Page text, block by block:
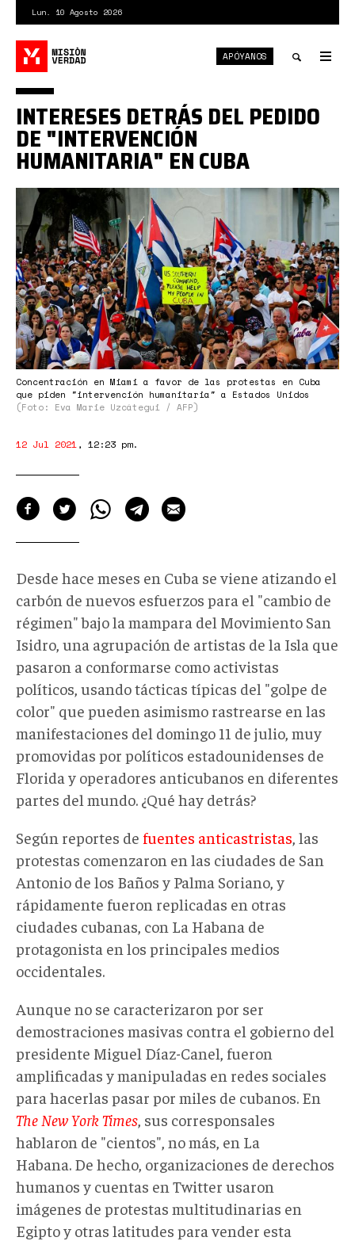
contenido
principal
Lun. 10 Agosto 2026
search
APÓYANOS
florida
protesta.jpg
Concentración en Miami a favor de las protestas en Cuba
que piden "intervención humanitaria" a Estados Unidos
(Foto: Eva Marie Uzcátegui / AFP)
INTERESES DETRÁS DEL PEDIDO
DE "INTERVENCIÓN
HUMANITARIA" EN CUBA
12 Jul 2021, 12:23 pm.
Desde hace meses en Cuba se viene atizando el
carbón de nuevos esfuerzos para el "cambio de
régimen" bajo la mampara del Movimiento San
Isidro, una agrupación de artistas de la Isla que
pasaron a conformarse como activistas
políticos, usando tácticas típicas del "golpe de
color" que pueden asimismo rastrearse en las
manifestaciones del domingo 11 de julio, muy
promovidas por políticos estadounidenses de
Florida y operadores anticubanos en diferentes
partes del mundo. ¿Qué hay detrás?
Según reportes de fuentes anticastristas , las
protestas comenzaron en las ciudades de San
Antonio de los Baños y Palma Soriano, y
rápidamente fueron replicadas en otras
ciudades cubanas, con La Habana de
protagonista en los principales medios
occidentales.
Aunque no se caracterizaron por ser
demostraciones masivas contra el gobierno del
presidente Miguel Díaz-Canel, fueron
amplificadas y manipuladas en redes sociales
para hacerlas pasar por miles de cubanos. En
The New York Times , sus corresponsales
hablaron de "cientos", no más, en La
Habana. De hecho, organizaciones de derechos
humanos y cuentas en Twitter usaron
imágenes de protestas multitudinarias en
Egipto y otras latitudes para vender esta